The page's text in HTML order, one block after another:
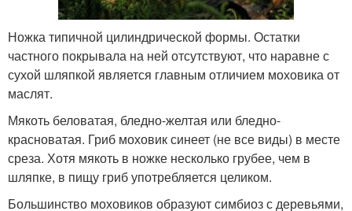
Ножка типичной цилиндрической формы. Остатки
частного покрывала на ней отсутствуют, что наравне с
сухой шляпкой является главным отличием моховика от
маслят.
Мякоть беловатая, бледно-желтая или бледно-
красноватая. Гриб моховик синеет (не все виды) в месте
среза. Хотя мякоть в ножке несколько грубее, чем в
шляпке, в пищу гриб употребляется целиком.
Большинство моховиков образуют симбиоз с деревьями,